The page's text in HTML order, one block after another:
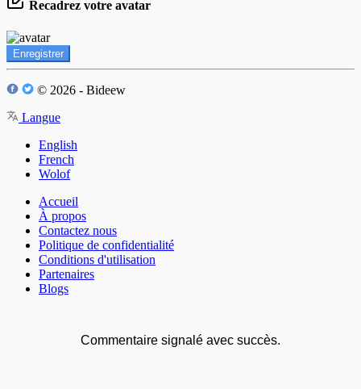
Recadrez votre avatar
Enregistrer
© 2026 - Bideew
Langue
English
French
Wolof
Accueil
À propos
Contactez nous
Politique de confidentialité
Conditions d'utilisation
Partenaires
Blogs
Commentaire signalé avec succès.